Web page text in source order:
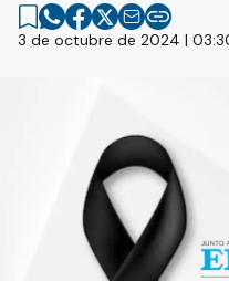
3 de octubre de 2024 |